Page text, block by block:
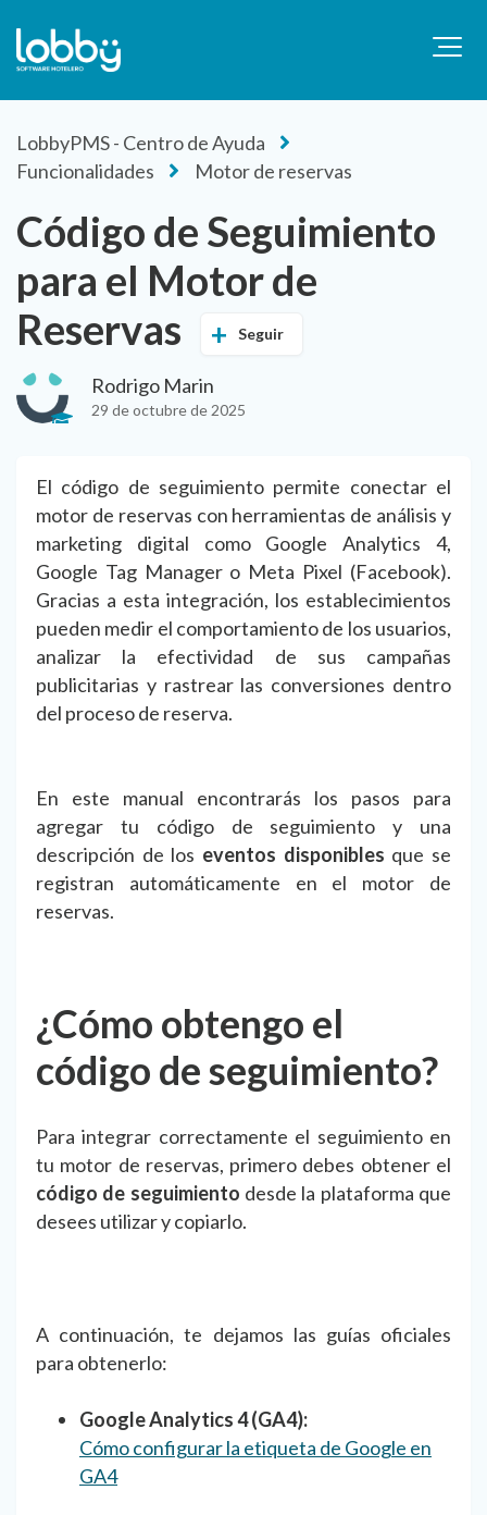
LobbyPMS - Centro de Ayuda
Funcionalidades
Motor de reservas
Código de Seguimiento
para el Motor de
Reservas
Seguir
Rodrigo Marin
29 de octubre de 2025
El código de seguimiento permite conectar el
motor de reservas con herramientas de análisis y
marketing digital como Google Analytics 4,
Google Tag Manager o Meta Pixel (Facebook).
Gracias a esta integración, los establecimientos
pueden medir el comportamiento de los usuarios,
analizar la efectividad de sus campañas
publicitarias y rastrear las conversiones dentro
del proceso de reserva.
En este manual encontrarás los pasos para
agregar tu código de seguimiento y una
descripción de los eventos disponibles que se
registran automáticamente en el motor de
reservas.
¿Cómo obtengo el
código de seguimiento?
Para integrar correctamente el seguimiento en
tu motor de reservas, primero debes obtener el
código de seguimiento desde la plataforma que
desees utilizar y copiarlo.
A continuación, te dejamos las guías oficiales
para obtenerlo:
Google Analytics 4 (GA4):
Cómo configurar la etiqueta de Google en
GA4